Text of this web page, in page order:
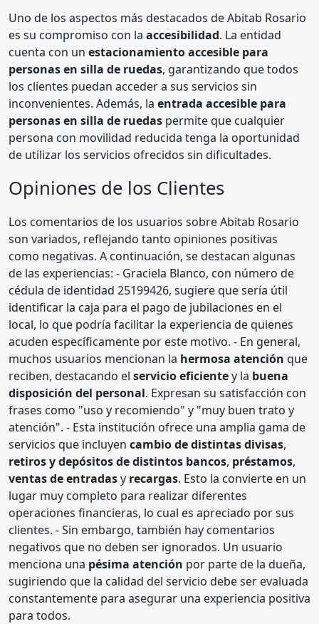
Uno de los aspectos más destacados de Abitab Rosario
es su compromiso con la accesibilidad. La entidad
cuenta con un estacionamiento accesible para
personas en silla de ruedas, garantizando que todos
los clientes puedan acceder a sus servicios sin
inconvenientes. Además, la entrada accesible para
personas en silla de ruedas permite que cualquier
persona con movilidad reducida tenga la oportunidad
de utilizar los servicios ofrecidos sin dificultades.
Opiniones de los Clientes
Los comentarios de los usuarios sobre Abitab Rosario
son variados, reflejando tanto opiniones positivas
como negativas. A continuación, se destacan algunas
de las experiencias: - Graciela Blanco, con número de
cédula de identidad 25199426, sugiere que sería útil
identificar la caja para el pago de jubilaciones en el
local, lo que podría facilitar la experiencia de quienes
acuden específicamente por este motivo. - En general,
muchos usuarios mencionan la hermosa atención que
reciben, destacando el servicio eficientey la buena
disposición del personal. Expresan su satisfacción con
frases como "uso y recomiendo" y "muy buen trato y
atención". - Esta institución ofrece una amplia gama de
servicios que incluyen cambio de distintas divisas,
retiros y depósitos de distintos bancos, préstamos,
ventas de entradasy recargas. Esto la convierte en un
lugar muy completo para realizar diferentes
operaciones financieras, lo cual es apreciado por sus
clientes. - Sin embargo, también hay comentarios
negativos que no deben ser ignorados. Un usuario
menciona una pésima atención por parte de la dueña,
sugiriendo que la calidad del servicio debe ser evaluada
constantemente para asegurar una experiencia positiva
para todos.